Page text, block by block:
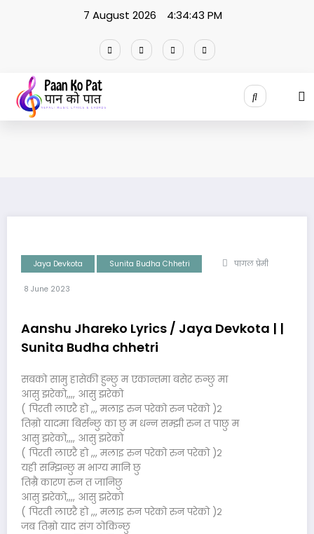
7 August 2026 4:34:43 PM
Jaya Devkota Sunita Budha Chhetri पागल प्रेमी
8 June 2023
Aanshu Jhareko Lyrics / Jaya Devkota | |
Sunita Budha chhetri
सबको सामु हासेकी हुन्छु म एकान्तमा बसेर रुन्छु मा
आसु झरेको,,,, आसु झरेको
( पिरती लाएरै हो ,,, मलाइ रुन परेको रुन परेको )२
तिम्रो यादमा बिर्सन्छु का छु म धन्न सम्झी रुन त पाछु म
आसु झरेको,,,, आसु झरेको
( पिरती लाएरै हो ,,, मलाइ रुन परेको रुन परेको )२
यही सम्झिन्छु म भाग्य मानि छु
तिम्रै कारण रुन त जानिछु
आसु झरेको,,,, आसु झरेको
( पिरती लाएरै हो ,,, मलाइ रुन परेको रुन परेको )२
जब तिम्रो याद संग ठोकिन्छु